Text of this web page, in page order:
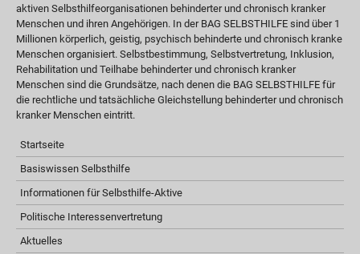
aktiven Selbsthilfeorganisationen behinderter und chronisch kranker
Menschen und ihren Angehörigen. In der BAG SELBSTHILFE sind über 1
Millionen körperlich, geistig, psychisch behinderte und chronisch kranke
Menschen organisiert. Selbstbestimmung, Selbstvertretung, Inklusion,
Rehabilitation und Teilhabe behinderter und chronisch kranker
Menschen sind die Grundsätze, nach denen die BAG SELBSTHILFE für
die rechtliche und tatsächliche Gleichstellung behinderter und chronisch
kranker Menschen eintritt.
Startseite
Basiswissen Selbsthilfe
Informationen für Selbsthilfe-Aktive
Politische Interessenvertretung
Aktuelles